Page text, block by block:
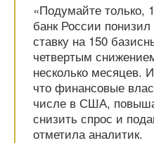
«Подумайте только,
банк России
ставку на 150
четвертым
несколько месяцев.
что финансовые
числе в США,
снизить спрос и
отметила аналитик.